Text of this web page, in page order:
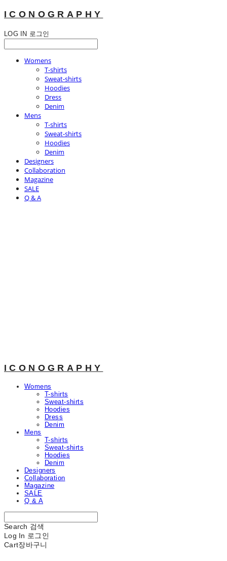
ICONOGRAPHY
LOG IN 로그인
Womens
T-shirts
Sweat-shirts
Hoodies
Dress
Denim
Mens
T-shirts
Sweat-shirts
Hoodies
Denim
Designers
Collaboration
Magazine
SALE
Q & A
ICONOGRAPHY
Womens
T-shirts
Sweat-shirts
Hoodies
Dress
Denim
Mens
T-shirts
Sweat-shirts
Hoodies
Denim
Designers
Collaboration
Magazine
SALE
Q & A
Search 검색
Log In 로그인
Cart장바구니